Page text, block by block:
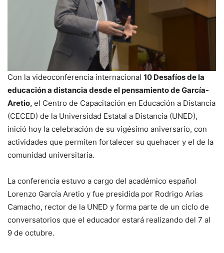
Con la videoconferencia internacional 10 Desafíos de la
educación a distancia desde el pensamiento de García-
Aretio, el Centro de Capacitación en Educación a Distancia
(CECED) de la Universidad Estatal a Distancia (UNED),
inició hoy la celebración de su vigésimo aniversario, con
actividades que permiten fortalecer su quehacer y el de la
comunidad universitaria.
La conferencia estuvo a cargo del académico español
Lorenzo García Aretio y fue presidida por Rodrigo Arias
Camacho, rector de la UNED y forma parte de un ciclo de
conversatorios que el educador estará realizando del 7 al
9 de octubre.